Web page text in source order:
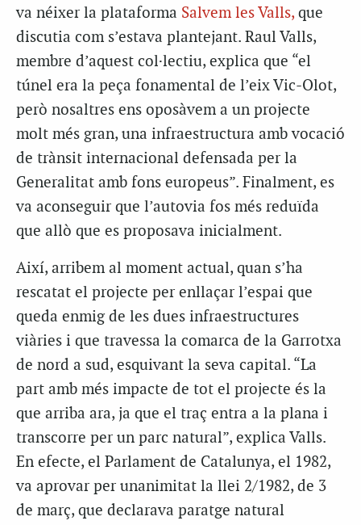
va néixer la plataforma Salvem les Valls, que
discutia com s’estava plantejant. Raul Valls,
membre d’aquest col·lectiu, explica que “el
túnel era la peça fonamental de l’eix Vic-Olot,
però nosaltres ens oposàvem a un projecte
molt més gran, una infraestructura amb vocació
de trànsit internacional defensada per la
Generalitat amb fons europeus”. Finalment, es
va aconseguir que l’autovia fos més reduïda
que allò que es proposava inicialment.
Així, arribem al moment actual, quan s’ha
rescatat el projecte per enllaçar l’espai que
queda enmig de les dues infraestructures
viàries i que travessa la comarca de la Garrotxa
de nord a sud, esquivant la seva capital. “La
part amb més impacte de tot el projecte és la
que arriba ara, ja que el traç entra a la plana i
transcorre per un parc natural”, explica Valls.
En efecte, el Parlament de Catalunya, el 1982,
va aprovar per unanimitat la llei 2/1982, de 3
de març, que declarava paratge natural